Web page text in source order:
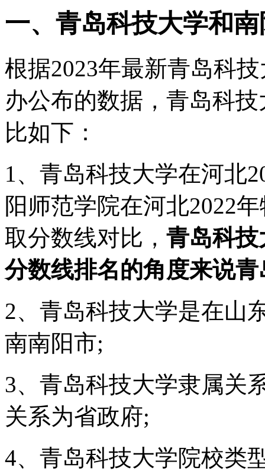
一、青岛科技大学和
根据2023年最新青岛科
办公布的数据，青岛科
比如下：
1、青岛科技大学在河北
阳师范学院在河北2022
取分数线对比， 青岛科
分数线排名的角度来说
2、青岛科技大学是在山
南南阳市;
3、青岛科技大学隶属关
关系为省政府;
4、青岛科技大学院校类